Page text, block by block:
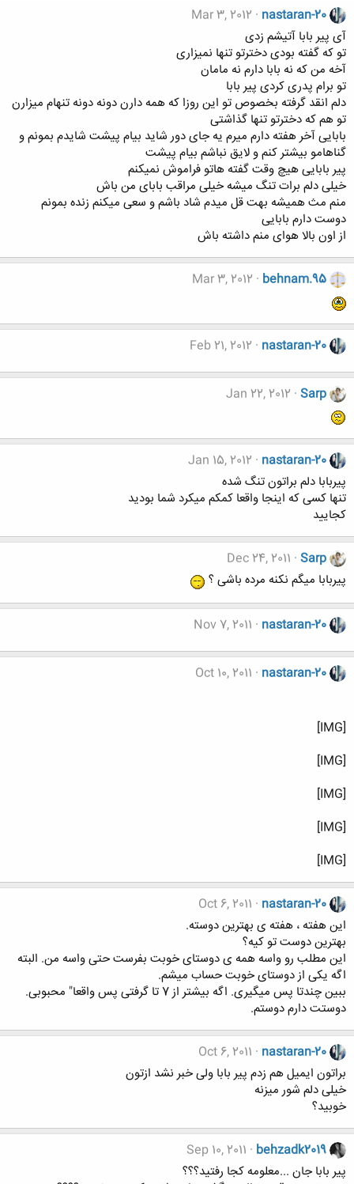
nastaran-20
Mar 3, 2012
آی پیر بابا آتیشم زدی
تو که گفته بودی دخترتو تنها نمیزاری
آخه من که نه بابا دارم نه مامان
تو برام پدری کردی پیر بابا
دلم انقد گرفته بخصوص تو این روزا که همه دارن دونه دونه تنهام میزارن
تو هم که دخترتو تنها گذاشتی
بابایی آخر هفته دارم میرم یه جای دور شاید بیام پیشت شایدم بمونم و
گناهامو بیشتر کنم و لایق نباشم بیام پیشت
پیر بابایی هیچ وقت گفته هاتو فراموش نمیکنم
خیلی دلم برات تنگ میشه خیلی مراقب بابای من باش
منم مث همیشه بهت قل میدم شاد باشم و سعی میکنم زنده بمونم
دوست دارم بابایی
از اون بالا هوای منم داشته باش
behnam.95
Mar 3, 2012
nastaran-20
Feb 21, 2012
Sarp
Jan 22, 2012
nastaran-20
Jan 15, 2012
پیربابا دلم براتون تنگ شده
تنها کسی که اینجا واقعا کمکم میکرد شما بودید
کجایید
Sarp
Dec 24, 2011
پیربابا میگم نکنه مرده باشی ؟
nastaran-20
Nov 7, 2011
nastaran-20
Oct 10, 2011
[IMG]
[IMG]
[IMG]
[IMG]
[IMG]
nastaran-20
Oct 6, 2011
این هفته ، هفته ی بهترین دوسته.
بهترین دوست تو کیه؟
این مطلب رو واسه همه ی دوستای خوبت بفرست حتی واسه من. البته
اگه یکی از دوستای خوبت حساب میشم.
ببین چندتا پس میگیری. اگه بیشتر از 7 تا گرفتی پس واقعا" محبوبی.
دوستت دارم دوستم.
nastaran-20
Oct 6, 2011
براتون ایمیل هم زدم پیر بابا ولی خبر نشد ازتون
خیلی دلم شور میزنه
خوبید؟
behzadk2019
Sep 10, 2011
پیر بابا جان ...معلومه کجا رفتید؟؟؟